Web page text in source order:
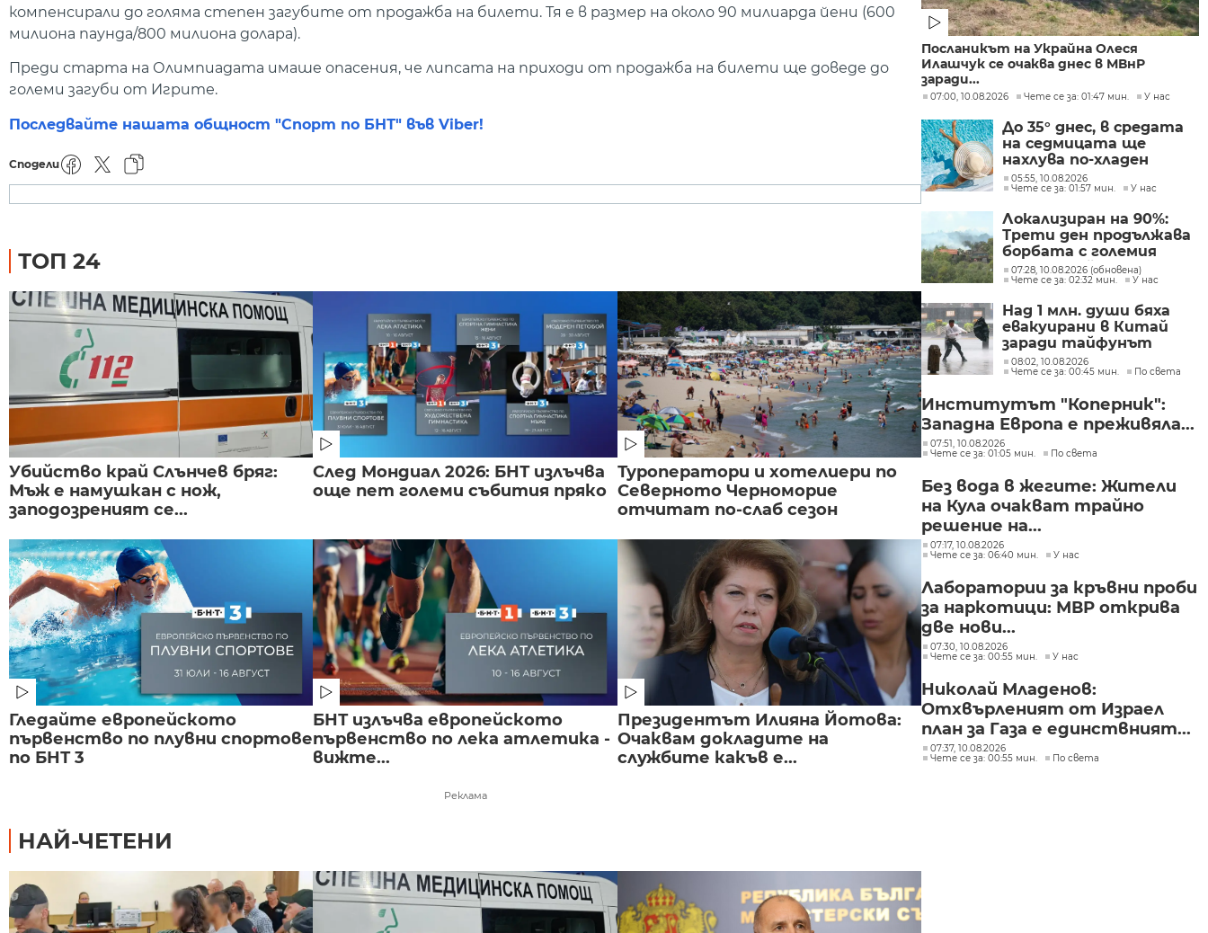
компенсирали до голяма степен загубите от продажба на билети. Тя е в размер на около 90 милиарда йени (600
милиона паунда/800 милиона долара).
Преди старта на Олимпиадата имаше опасения, че липсата на приходи от продажба на билети ще доведе до
големи загуби от Игрите.
Последвайте нашата общност "Спорт по БНТ" във Viber!
Сподели
ТОП 24
Убийство край Слънчев бряг:
Мъж е намушкан с нож,
заподозреният се...
След Мондиал 2026: БНТ излъчва
още пет големи събития пряко
Туроператори и хотелиери по
Северното Черноморие
отчитат по-слаб сезон
Гледайте европейското
първенство по плувни спортове
по БНТ 3
БНТ излъчва европейското
първенство по лека атлетика -
вижте...
Президентът Илияна Йотова:
Очаквам докладите на
службите какъв е...
Реклама
НАЙ-ЧЕТЕНИ
Посланикът на Украйна Олеся
Илашчук се очаква днес в МВнР
заради...
07:00, 10.08.2026 Чете се за: 01:47 мин. У нас
До 35° днес, в средата
на седмицата ще
нахлува по-хладен
въздух
05:55, 10.08.2026
Чете се за: 01:57 мин.
У нас
Локализиран на 90%:
Трети ден продължава
борбата с големия
пожар край Висока
могила
07:28, 10.08.2026 (обновена)
Чете се за: 02:32 мин.
У нас
Над 1 млн. души бяха
евакуирани в Китай
заради тайфунът
"Долфин" (СНИМКИ)
08:02, 10.08.2026
Чете се за: 00:45 мин.
По света
Институтът "Коперник":
Западна Европа е преживяла...
07:51, 10.08.2026
Чете се за: 01:05 мин.
По света
Без вода в жегите: Жители
на Кула очакват трайно
решение на...
07:17, 10.08.2026
Чете се за: 06:40 мин.
У нас
Лаборатории за кръвни проби
за наркотици: МВР открива
две нови...
07:30, 10.08.2026
Чете се за: 00:55 мин.
У нас
Николай Младенов:
Отхвърленият от Израел
план за Газа е единствният...
07:37, 10.08.2026
Чете се за: 00:55 мин.
По света